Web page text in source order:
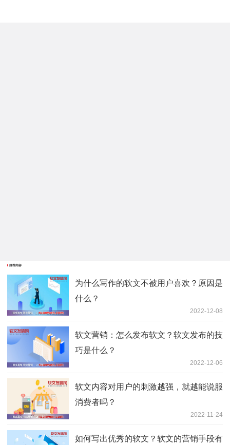
推荐内容
为什么写作的软文不被用户喜欢？原因是
什么？
2022-12-08
软文营销：怎么发布软文？软文发布的技
巧是什么？
2022-12-06
软文内容对用户的刺激越强，就越能说服
消费者吗？
2022-11-24
如何写出优秀的软文？软文的营销手段有